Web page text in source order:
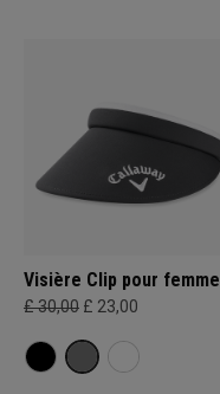
Visière Clip pour femme
£ 30,00 £ 23,00